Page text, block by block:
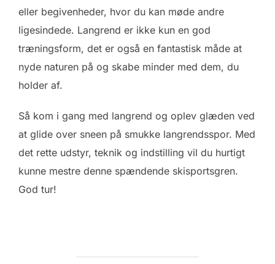
eller begivenheder, hvor du kan møde andre
ligesindede. Langrend er ikke kun en god
træningsform, det er også en fantastisk måde at
nyde naturen på og skabe minder med dem, du
holder af.
Så kom i gang med langrend og oplev glæden ved
at glide over sneen på smukke langrendsspor. Med
det rette udstyr, teknik og indstilling vil du hurtigt
kunne mestre denne spændende skisportsgren.
God tur!